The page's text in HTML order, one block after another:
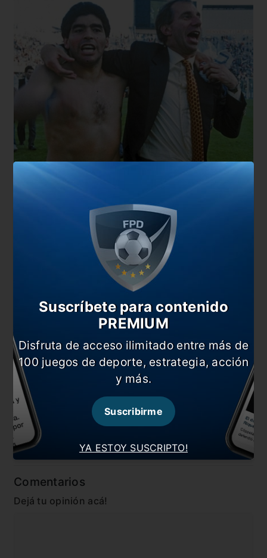
Además, el Narigón también desconoce los
fallecimientos del Tata Brown, Alejandro Sabella y
Oscar Malbernat, pero en principio el foco sería
También te puede interesar
35 años de gloria: el saludo de Bilardo a los
Pasculli: “Se murió la historia del fútbol mundial”
El respetuoso adiós de los ingleses a Maradona
En esta nota:
#Carlos Bilardo #Diego Maradona
#México 1986 #Noticia
#Selección
Comentarios
Dejá tu opinión acá!
YA ESTOY SUSCRIPTO!
Suscríbete para contenido
PREMIUM
Disfruta de acceso ilimitado entre más de
100 juegos de deporte, estrategia, acción
y más.
Suscribirme